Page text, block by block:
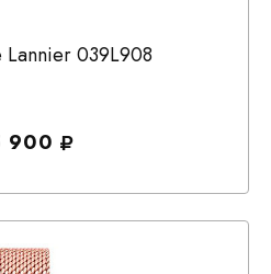
039L908
900